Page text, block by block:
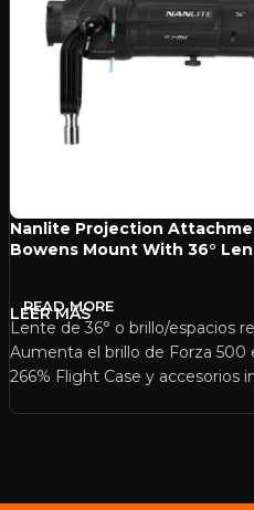
Nanlite Projection
Bowens Mount With 36°
READ MORE
Lente de 36° o brillo/espacios
Aumenta el brillo de Forza 500
266% Flight Case y accesorios